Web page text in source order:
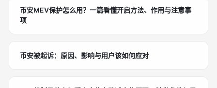
币安MEV保护怎么用？一篇看懂开启方法、作用与注意事
项
币安被起诉：原因、影响与用户该如何应对